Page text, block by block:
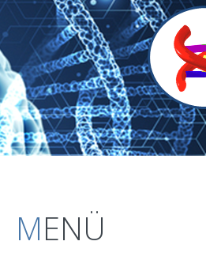
MENÜ